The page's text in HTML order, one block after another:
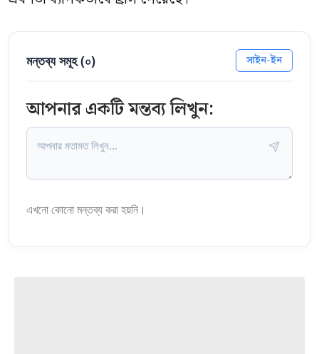
মন্তব্য সমূহ (০) সাইন-ইন
আপনার একটি মন্তব্য লিখুন:
এখনো কোনো মন্তব্য করা হয়নি।